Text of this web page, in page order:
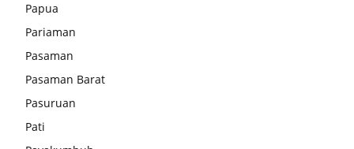
Papua
Pariaman
Pasaman
Pasaman Barat
Pasuruan
Pati